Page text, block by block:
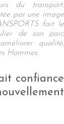
du transport.
par une image
fait le
de son parc
qualité,
Hommes.
confiance